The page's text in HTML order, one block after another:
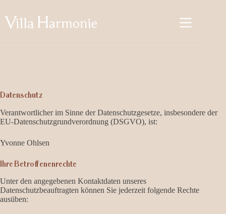
springen
Datenschutz
Verantwortlicher im Sinne der Datenschutzgesetze, insbesondere der
EU-Datenschutzgrundverordnung (DSGVO), ist:
Yvonne Ohlsen
Ihre Betroffenenrechte
Unter den angegebenen Kontaktdaten unseres
Datenschutzbeauftragten können Sie jederzeit folgende Rechte
ausüben: